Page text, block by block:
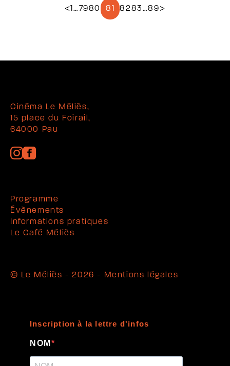
< 1… 7980 81 8283…89>
Cinéma Le Méliès,
15 place du Foirail,
64000 Pau
Programme
Évènements
Informations pratiques
Le Café Méliès
© Le Méliès - 2026 - Mentions légales
Inscription à la lettre d'infos
NOM